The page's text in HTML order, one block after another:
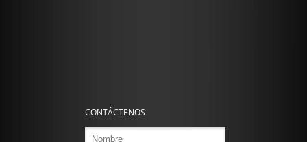
CONTÁCTENOS